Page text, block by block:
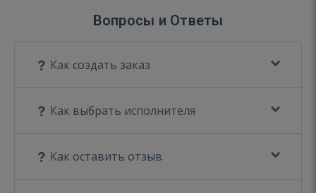
Вопросы и Ответы
Как создать заказ
Как выбрать исполнителя
Как оставить отзыв